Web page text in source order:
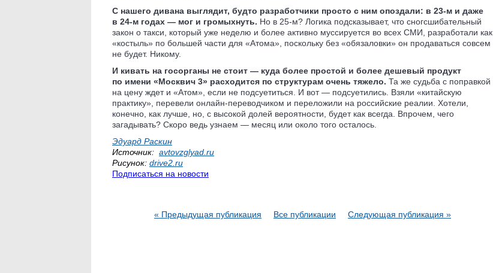
С нашего дивана выглядит, будто разработчики просто с ним опоздали: в 23-м и даже
в 24-м годах — мог и громыхнуть. Но в 25-м? Логика подсказывает, что сногсшибательный
закон о такси, который уже неделю и более активно муссируется во всех СМИ, разработали как
«костыль» по большей части для «Атома», поскольку без «обязаловки» он продаваться совсем
не будет. Никому.
И кивать на госорганы не стоит — куда более простой и более дешевый продукт
по имени «Москвич 3» расходится по структурам очень тяжело. Та же судьба с поправкой
на цену ждет и «Атом», если не подсуетиться. И вот — подсуетились. Взяли «китайскую
практику», перевели онлайн-переводчиком и переложили на российские реалии. Хотели,
конечно, как лучше, но, с высокой долей вероятности, будет как всегда. Впрочем, чего
загадывать? Скоро ведь узнаем — месяц или около того осталось.
Эдуард Раскин
Источник: avtovzglyad.ru
Рисунок: drive2.ru
Подписаться на новости
« Предыдущая публикация Все публикации Следующая публикация »